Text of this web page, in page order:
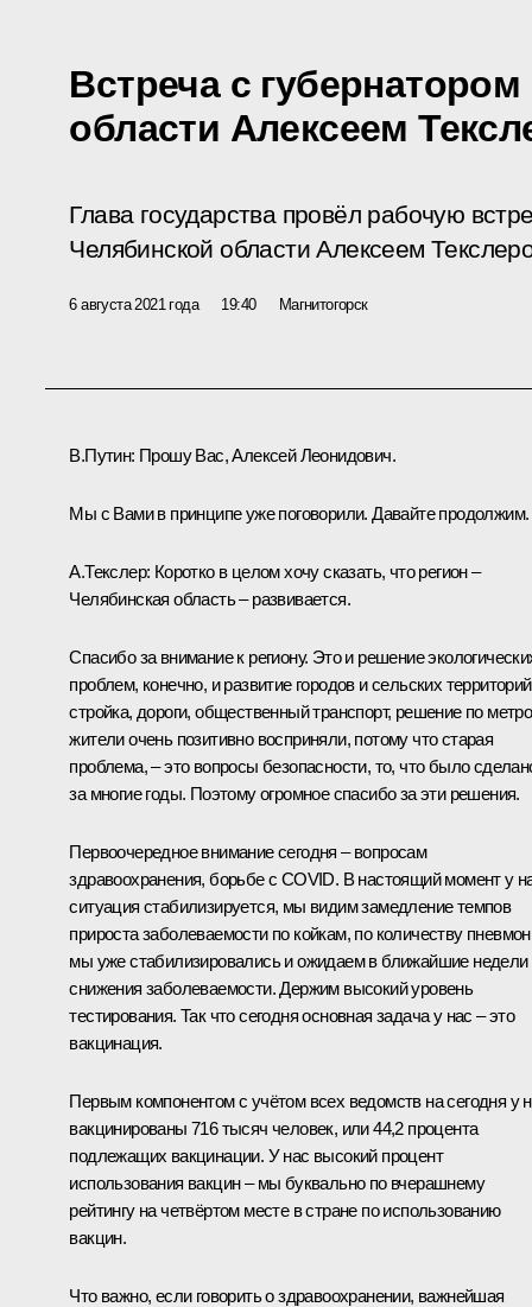
Встреча с
области Алексеем
Глава государства провёл рабочую
Челябинской области Алексеем
6 августа 2021 года 19:40 Магнитогорск
В.Путин: Прошу Вас, Алексей Леонидович.
Мы с Вами в принципе уже поговорили. Давайте продолжим.
А.Текслер: Коротко в целом хочу сказать, что регион –
Челябинская область – развивается.
Спасибо за внимание к региону. Это и решение
проблем, конечно, и развитие городов и сельских
стройка, дороги, общественный транспорт, решение по
жители очень позитивно восприняли, потому что старая
проблема, – это вопросы безопасности, то, что было
за многие годы. Поэтому огромное спасибо за эти решения.
Первоочередное внимание сегодня – вопросам
здравоохранения, борьбе с COVID. В настоящий момент у
ситуация стабилизируется, мы видим замедление темпов
прироста заболеваемости по койкам, по количеству
мы уже стабилизировались и ожидаем в ближайшие недели
снижения заболеваемости. Держим высокий уровень
тестирования. Так что сегодня основная задача у нас – это
вакцинация.
Первым компонентом с учётом всех ведомств на сегодня у
вакцинированы 716 тысяч человек, или 44,2 процента
подлежащих вакцинации. У нас высокий процент
использования вакцин – мы буквально по вчерашнему
рейтингу на четвёртом месте в стране по использованию
вакцин.
Что важно, если говорить о здравоохранении, важнейшая